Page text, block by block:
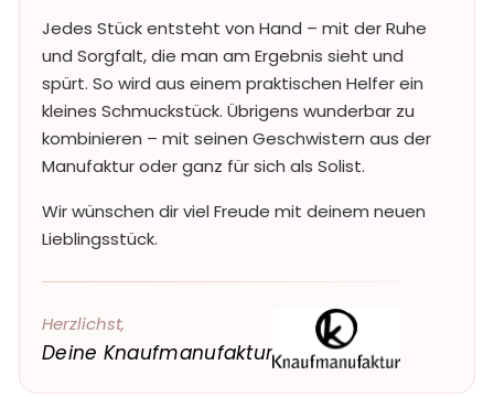
Jedes Stück entsteht von Hand – mit der Ruhe
und Sorgfalt, die man am Ergebnis sieht und
spürt. So wird aus einem praktischen Helfer ein
kleines Schmuckstück. Übrigens wunderbar zu
kombinieren – mit seinen Geschwistern aus der
Manufaktur oder ganz für sich als Solist.
Wir wünschen dir viel Freude mit deinem neuen
Lieblingsstück.
Herzlichst,
Deine Knaufmanufaktur